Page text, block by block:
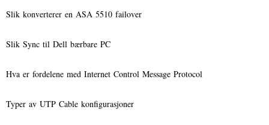
Slik konverterer en ASA 5510 failover
Slik Sync til Dell bærbare PC
Hva er fordelene med Internet Control Message Protocol
Typer av UTP Cable konfigurasjoner